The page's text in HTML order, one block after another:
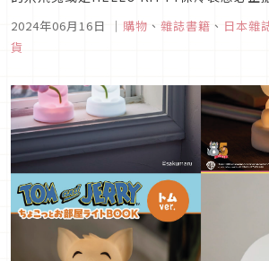
毛孔清潔與修容組合也一樣都不少，跟著
準備！
2024年06月16日 ｜ 購物 、 雜誌書籍 、 日本雜
貨